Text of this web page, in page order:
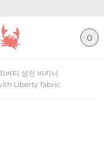
0
버티 성인 비키니
Liberty fabric